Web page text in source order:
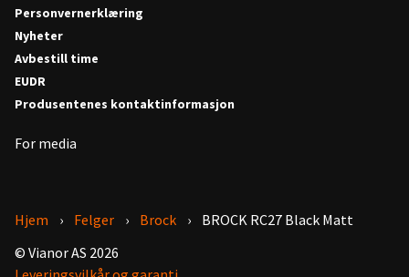
Personvernerklæring
Nyheter
Avbestill time
EUDR
Produsentenes kontaktinformasjon
For media
Hjem Felger Brock
BROCK RC27 Black Matt
© Vianor AS 2026